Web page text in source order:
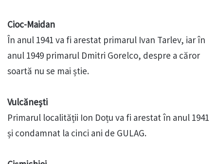
Cioc-Maidan
În anul 1941 va fi arestat primarul Ivan Tarlev, iar în
anul 1949 primarul Dmitri Gorelco, despre a căror
soartă nu se mai știe.
Vulcănești
Primarul localității Ion Doțu va fi arestat în anul 1941
și condamnat la cinci ani de GULAG.